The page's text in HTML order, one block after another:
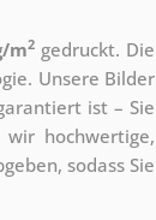
m2 gedruckt. Die
Unsere Bilder
ist – Sie
hochwertige,
sodass Sie